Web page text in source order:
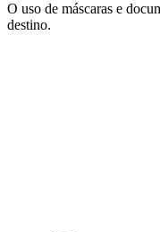
O uso de máscaras e
destino.